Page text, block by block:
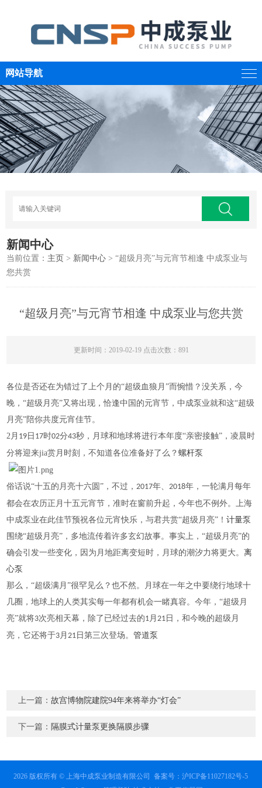
网站导航
新闻中心
当前位置： 主页 > 新闻中心 > “超级月亮”与元宵节相逢 中成泵业与
您共赏
“超级月亮”与元宵节相逢 中成泵业与您共赏
更新时间：2019-02-19 点击次数：891
各位是否还在为错过了上个月的“超级血狼月”而惋惜？没关系，今
晚，“超级月亮”又将出现，恰逢中国的元宵节，中成泵业就和这“超级
月亮”陪你共度元宵佳节。
2月 19 日 17时02分43秒，月球和地球将进行本年度“亲密接触”，凌晨时
分将迎来jia赏月时刻，不知道各位准备好了么？螺杆泵
俗话说“十五的月亮十六圆”，不过，2017年、2018年，一轮满月每年
都会在农历正月十五元宵节，准时在窗前升起，今年也不例外。上海
中成泵业在此佳节预祝各位元宵快乐，与君共赏“超级月亮”！计量泵
围绕“超级月亮”，多地流传着许多玄幻故事。事实上，“超级月亮”的
确会引发一些变化，因为月地距离变短时，月球的潮汐力将更大。离
心泵
那么，“超级满月”很罕见么？也不然。月球在一年之中要绕行地球十
几圈，地球上的人类其实每一年都有机会一睹真容。今年，“超级月
亮”就将3次亮相天幕，除了已经过去的1月21 日，和今晚的超级月
亮，它还将于3月21 日第三次登场。管道泵
上一篇：故宫博物院建院94年来将举办“灯会”
下一篇： 隔膜式计量泵更换隔膜步骤
2026 版权所有 © 上海中成泵业制造有限公司备案号：沪ICP备11027182号-5